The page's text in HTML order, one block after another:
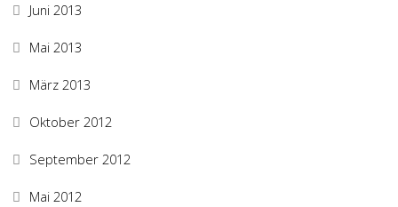
Juni 2013
Mai 2013
März 2013
Oktober 2012
September 2012
Mai 2012